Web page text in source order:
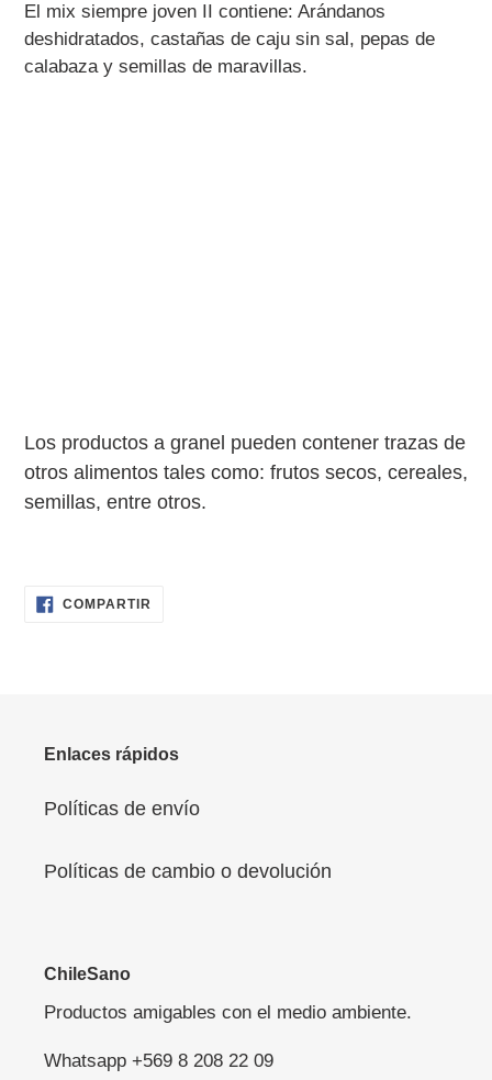
compra
El mix siempre joven II contiene: Arándanos
deshidratados, castañas de caju sin sal, pepas de
calabaza y semillas de maravillas.
Los productos a granel pueden contener trazas de
otros alimentos tales como: frutos secos, cereales,
semillas, entre otros.
COMPARTIR
EN
Enlaces rápidos
Políticas de envío
Políticas de cambio o devolución
ChileSano
Productos amigables con el medio ambiente.
Whatsapp +569 8 208 22 09